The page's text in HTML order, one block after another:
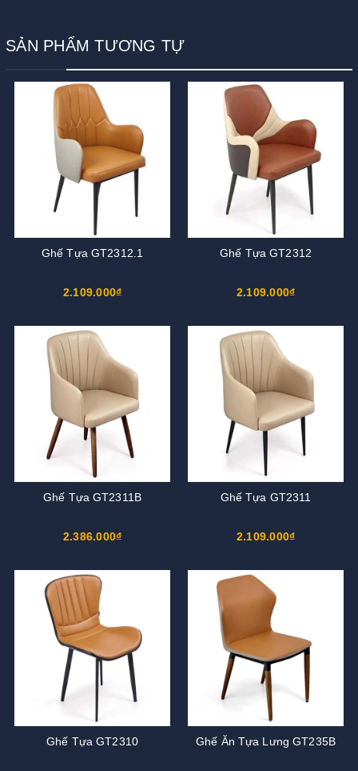
SẢN PHẨM TƯƠNG TỰ
Ghế Tựa GT2312.1
2.109.000₫
Ghế Tựa GT2312
2.109.000₫
Ghế Tựa GT2311B
2.386.000₫
Ghế Tựa GT2311
2.109.000₫
Ghế Tựa GT2310 Ghế Ăn Tựa Lưng GT235B